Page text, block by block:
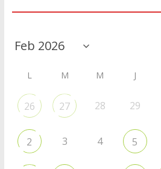
L M M J
26 27 28 29
2 3 4 5